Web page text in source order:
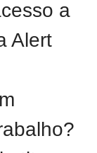
a
Alert